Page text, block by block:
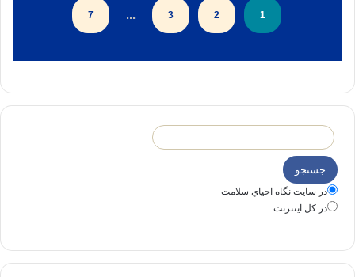
1
2
3
...
7
در سايت نگاه احياي سلامت
در كل اينترنت